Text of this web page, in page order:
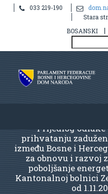
033 219-190
Stara
BOSANSKI
|
Prijedlog odluke
prihvatanju
između Bosne i
za obnovu i razvoj
poboljšanje
Kantonalnoj bolnici
od